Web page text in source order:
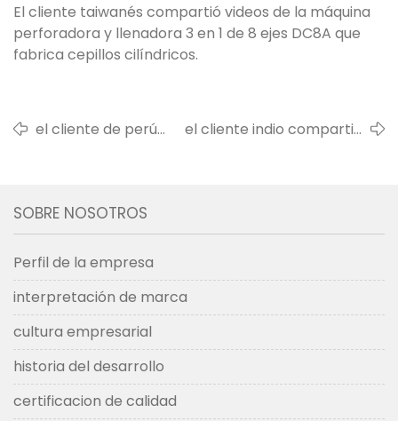
El cliente taiwanés compartió videos de la máquina
perforadora y llenadora 3 en 1 de 8 ejes DC8A que
fabrica cepillos cilíndricos.
el cliente de perú
tufting de escobillas
de baño tg3
el cliente indio compartió
SOBRE NOSOTROS
Perfil de la empresa
interpretación de marca
cultura empresarial
historia del desarrollo
certificacion de calidad